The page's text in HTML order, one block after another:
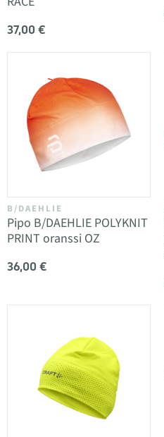
37,00 €
B/DAEHLIE
Pipo B/DAEHLIE POLYKNIT
PRINT oranssi OZ
36,00 €